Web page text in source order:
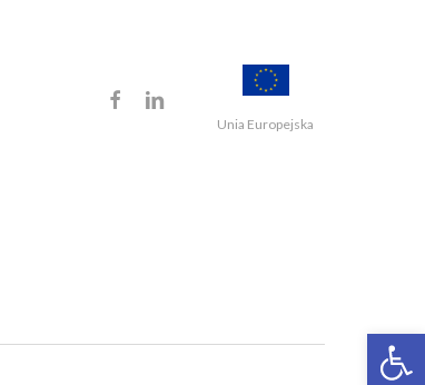
FACEBOOK
LINKEDIN
Unia Europejska